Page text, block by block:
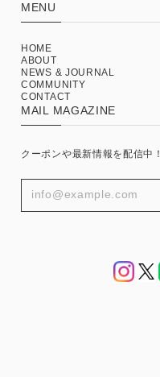
MENU
HOME
ABOUT
NEWS & JOURNAL
COMMUNITY
CONTACT
MAIL MAGAZINE
クーポンや最新情報を配信中！